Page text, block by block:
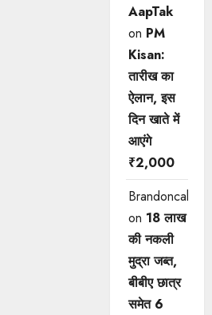
AapTak
on PM
Kisan:
तारीख का
ऐलान, इस
दिन खाते में
आएंगे
₹2,000
Brandoncah
on 18 लाख
की नकली
मुद्रा जब्त,
बीबीए छात्र
समेत 6